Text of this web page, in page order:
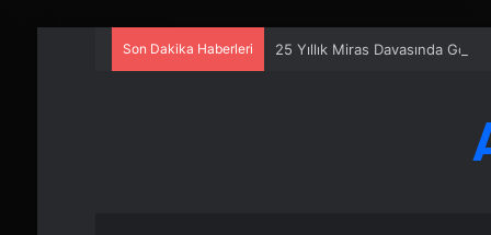
Son Dakika Haberleri 25 Yıllık Miras Davasında